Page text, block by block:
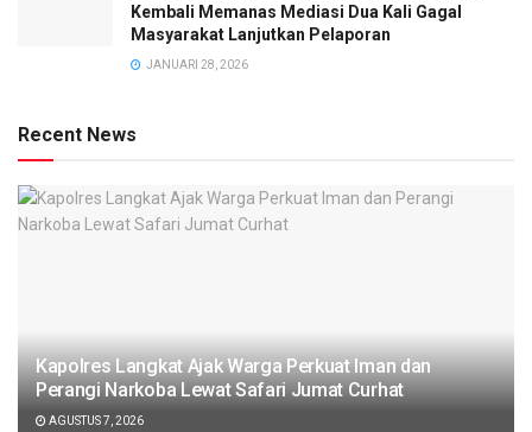
Kembali Memanas Mediasi Dua Kali Gagal
Masyarakat Lanjutkan Pelaporan
JANUARI 28, 2026
Recent News
Kapolres Langkat Ajak Warga Perkuat Iman dan
Perangi Narkoba Lewat Safari Jumat Curhat
AGUSTUS 7, 2026